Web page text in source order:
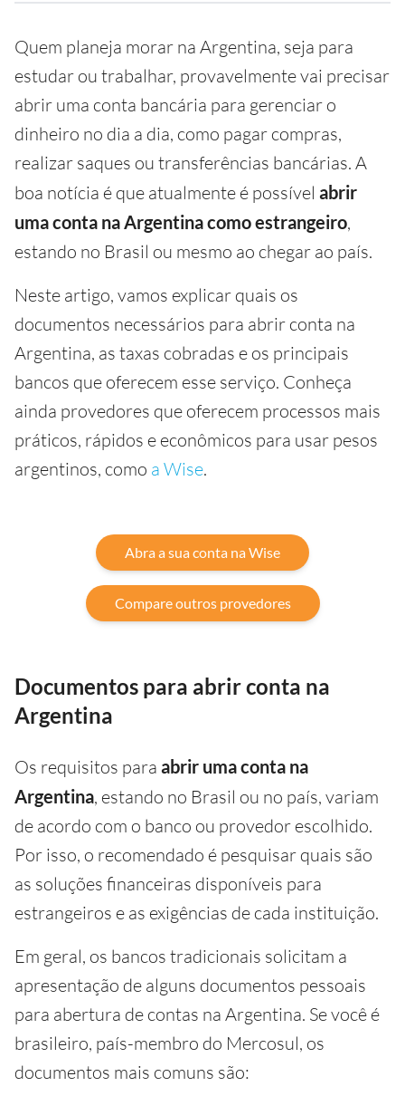
Quem planeja morar na Argentina, seja para
estudar ou trabalhar, provavelmente vai precisar
abrir uma conta bancária para gerenciar o
dinheiro no dia a dia, como pagar compras,
realizar saques ou transferências bancárias. A
boa notícia é que atualmente é possível abrir
uma conta na Argentina como estrangeiro,
estando no Brasil ou mesmo ao chegar ao país.
Neste artigo, vamos explicar quais os
documentos necessários para abrir conta na
Argentina, as taxas cobradas e os principais
bancos que oferecem esse serviço. Conheça
ainda provedores que oferecem processos mais
práticos, rápidos e econômicos para usar pesos
argentinos, como a Wise.
Abra a sua conta na Wise
Compare outros provedores
Documentos para abrir conta na
Argentina
Os requisitos para abrir uma conta na
Argentina, estando no Brasil ou no país, variam
de acordo com o banco ou provedor escolhido.
Por isso, o recomendado é pesquisar quais são
as soluções financeiras disponíveis para
estrangeiros e as exigências de cada instituição.
Em geral, os bancos tradicionais solicitam a
apresentação de alguns documentos pessoais
para abertura de contas na Argentina. Se você é
brasileiro, país-membro do Mercosul, os
documentos mais comuns são: